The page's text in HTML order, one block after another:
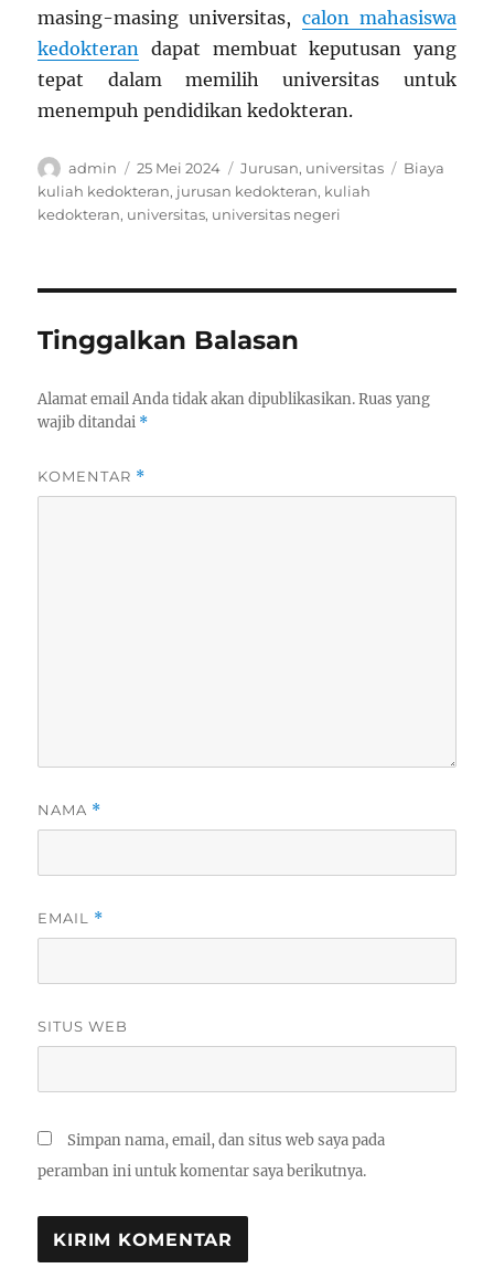
masing-masing universitas, calon mahasiswa
kedokteran dapat membuat keputusan yang
tepat dalam memilih universitas untuk
menempuh pendidikan kedokteran.
Author
admin
Posted
on
25 Mei 2024 Categories
Jurusan, universitas Tags
Biaya
kuliah kedokteran, jurusan kedokteran, kuliah
kedokteran, universitas, universitas negeri
Tinggalkan Balasan
Alamat email Anda tidak akan dipublikasikan. Ruas yang
wajib ditandai *
KOMENTAR *
NAMA *
EMAIL *
SITUS WEB
Simpan nama, email, dan situs web saya pada
peramban ini untuk komentar saya berikutnya.